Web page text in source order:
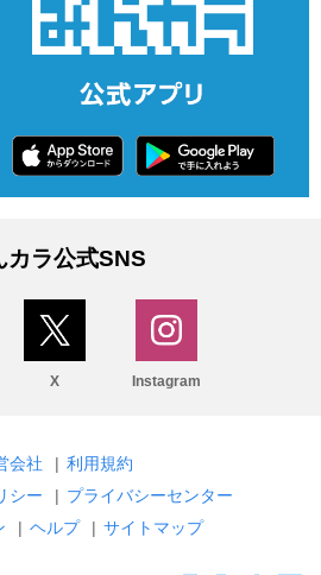
カラ公式SNS
X Instagram
会社 | 利用規約
シー
| プライバシーセンター
| ヘルプ | サイトマップ